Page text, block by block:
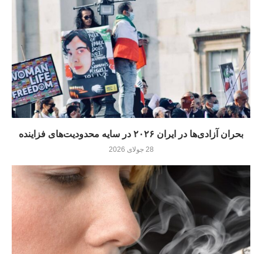
بحران آزادی‌ها در ایران ۲۰۲۶ در سایه محدودیت‌های فزاینده
28 جولای 2026